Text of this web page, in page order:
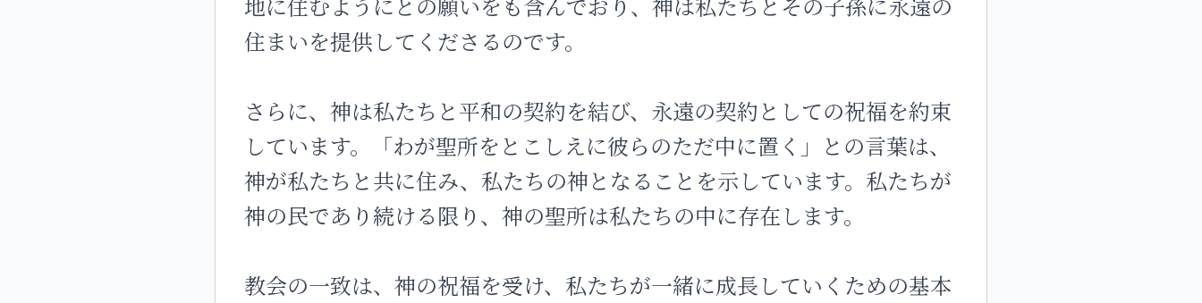
住まいを提供してくださるのです。
さらに、神は私たちと平和の契約を結び、永遠の契約としての祝福を約束
しています。「わが聖所をとこしえに彼らのただ中に置く」との言葉は、
神が私たちと共に住み、私たちの神となることを示しています。私たちが
神の民であり続ける限り、神の聖所は私たちの中に存在します。
教会の一致は、神の祝福を受け、私たちが一緒に成長していくための基本